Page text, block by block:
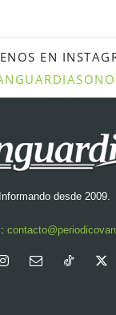
EN
Informando desde 2009.